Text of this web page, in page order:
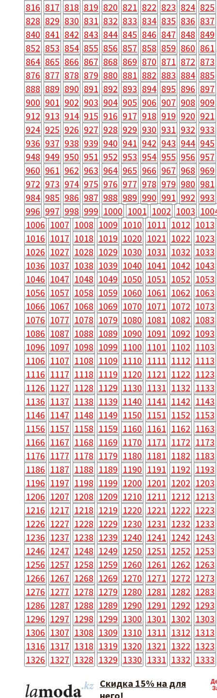
816 817 818 819 820 821 822 823 824 825
828 829 830 831 832 833 834 835 836 837
840 841 842 843 844 845 846 847 848 849
852 853 854 855 856 857 858 859 860 861
864 865 866 867 868 869 870 871 872 873
876 877 878 879 880 881 882 883 884 885
888 889 890 891 892 893 894 895 896 897
900 901 902 903 904 905 906 907 908 909
912 913 914 915 916 917 918 919 920 921
924 925 926 927 928 929 930 931 932 933
936 937 938 939 940 941 942 943 944 945
948 949 950 951 952 953 954 955 956 957
960 961 962 963 964 965 966 967 968 969
972 973 974 975 976 977 978 979 980 981
984 985 986 987 988 989 990 991 992 993
996 997 998 999 1000 1001 1002 1003
1006 1007 1008 1009 1010 1011 1012 1013
1016 1017 1018 1019 1020 1021 1022 1023
1026 1027 1028 1029 1030 1031 1032 1033
1036 1037 1038 1039 1040 1041 1042 1043
1046 1047 1048 1049 1050 1051 1052 1053
1056 1057 1058 1059 1060 1061 1062 1063
1066 1067 1068 1069 1070 1071 1072 1073
1076 1077 1078 1079 1080 1081 1082 1083
1086 1087 1088 1089 1090 1091 1092 1093
1096 1097 1098 1099 1100 1101 1102 1103
1106 1107 1108 1109 1110 1111 1112 1113
1116 1117 1118 1119 1120 1121 1122 1123
1126 1127 1128 1129 1130 1131 1132 1133
1136 1137 1138 1139 1140 1141 1142 1143
1146 1147 1148 1149 1150 1151 1152 1153
1156 1157 1158 1159 1160 1161 1162 1163
1166 1167 1168 1169 1170 1171 1172 1173
1176 1177 1178 1179 1180 1181 1182 1183
1186 1187 1188 1189 1190 1191 1192 1193
1196 1197 1198 1199 1200 1201 1202 1203
1206 1207 1208 1209 1210 1211 1212 1213
1216 1217 1218 1219 1220 1221 1222 1223
1226 1227 1228 1229 1230 1231 1232 1233
1236 1237 1238 1239 1240 1241 1242 1243
1246 1247 1248 1249 1250 1251 1252 1253
1256 1257 1258 1259 1260 1261 1262 1263
1266 1267 1268 1269 1270 1271 1272 1273
1276 1277 1278 1279 1280 1281 1282 1283
1286 1287 1288 1289 1290 1291 1292 1293
1296 1297 1298 1299 1300 1301 1302 1303
1306 1307 1308 1309 1310 1311 1312 1313
1316 1317 1318 1319 1320 1321 1322 1323
1326 1327 1328 1329 1330 1331 1332 1333
Скидка 15% на для
него!